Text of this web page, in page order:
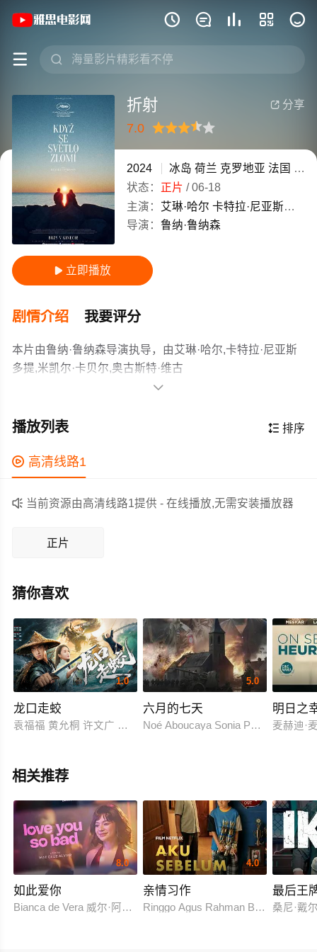
    
 
《折射》(2024)冰岛 / 荷兰 / 克罗地亚 /
 分享
折射
7.0
很差较差还行推荐力荐
2024 冰岛 荷兰 克罗地亚 法国
状态： 正片 /06-18
主演： 艾琳·哈尔 卡特拉·尼亚斯多提
导演： 鲁纳·鲁纳森
 立即播放
剧情介绍 我要评分
本片由鲁纳·鲁纳森导演执导，由艾琳·哈尔,卡特拉·尼亚斯
多提,米凯尔·卡贝尔,奥古斯特·维古
姆,Gunnar,Hrafn,Kristjánsson,巴尔德尔·埃纳尔松,索尔斯坦
曼,Tómas,Howser,Alex,Leó,Kristinsson,Einar,Haraldsson
好者和观众们都期待不已。
下了女友克拉拉和他的情人尤娜。在朋友们悼念时，尤娜
共鸣。
作为一部 上映的剧情电影，在当期同类题材影片中具有一
定的看点，在演员表现和剧情架构上也都有不错的亮点，
剧情紧凑，角色塑造鲜明，适合喜欢剧情类电影的观众观

 排序
播放列表
 高清线路1
 当前资源由高清线路1提供 - 在线播放,无需安装播放器
正片
猜你喜欢
1.0
龙口走蛟
袁福福 黄允桐 许文广 钱漪
5.0
六月的七天
Noé Aboucaya Sonia Pérez Alain
明日之
麦赫迪·
相关推荐
8.0
如此爱你
Bianca de Vera 威尔·阿什利·德莱昂
4.0
亲情习作
Ringgo Agus Rahman Bima Sena
最后王
桑尼·戴